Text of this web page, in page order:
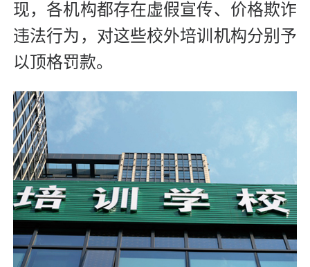
现，各机构都存在虚假宣传、价格欺诈
违法行为，对这些校外培训机构分别予
以顶格罚款。